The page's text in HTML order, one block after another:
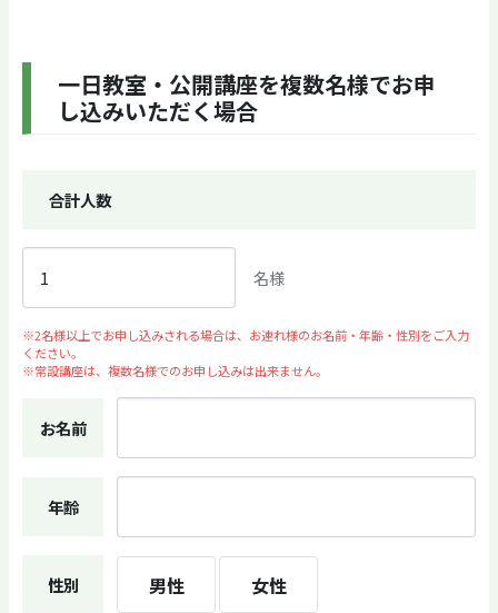
一日教室・公開講座を複数名様でお申
し込みいただく場合
合計人数
名様
※2名様以上でお申し込みされる場合は、お連れ様のお名前・年齢・性別をご入力
ください。
※常設講座は、複数名様でのお申し込みは出来ません。
お名前
年齢
性別 男性 女性